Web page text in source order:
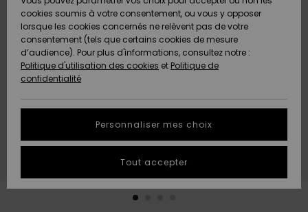
Nouveautés
A
Découvrir
Nouveautés
A
Découvrir
A
Découvrir
Communauté
AIDE &
CONTACT
Quiksilver
Freedom
Protection
des
tailles
conversation
MAGASINS
QUIKSILVER
cookies soumis à votre consentement, ou vous y opposer
lorsque les cookies concernés ne relèvent pas de votre
consentement (tels que certains cookies de mesure
d’audience). Pour plus d'informations, consultez notre :
Politique d'utilisation des cookies et Politique de
confidentialité
Personnaliser mes choix
Tout accepter